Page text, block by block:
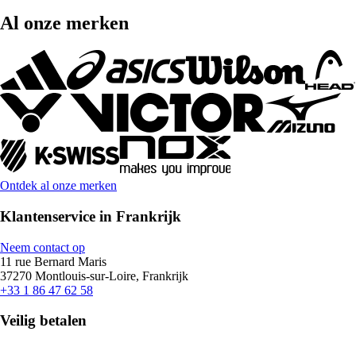
Al onze merken
Ontdek al onze merken
Klantenservice in Frankrijk
Neem contact op
11 rue Bernard Maris
37270 Montlouis-sur-Loire, Frankrijk
+33 1 86 47 62 58
Veilig betalen